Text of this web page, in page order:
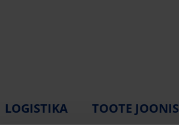
LOGISTIKA TOOTE JOONIS